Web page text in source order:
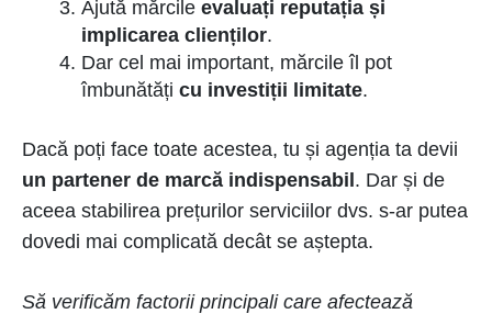
Ajută mărcile evaluați reputația și
implicarea clienților.
Dar cel mai important, mărcile îl pot
îmbunătăți cu investiții limitate.
Dacă poți face toate acestea, tu și agenția ta devii
un partener de marcă indispensabil. Dar și de
aceea stabilirea prețurilor serviciilor dvs. s-ar putea
dovedi mai complicată decât se aștepta.
Să verificăm factorii principali care afectează